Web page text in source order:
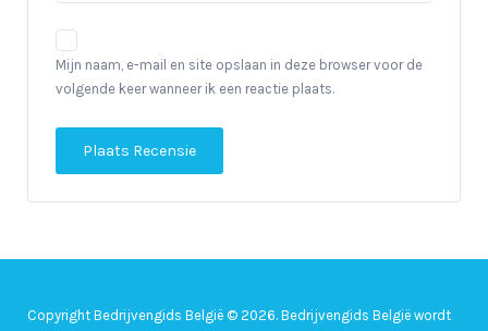
Mijn naam, e-mail en site opslaan in deze browser voor de
volgende keer wanneer ik een reactie plaats.
Copyright Bedrijvengids België © 2026. Bedrijvengids België wordt